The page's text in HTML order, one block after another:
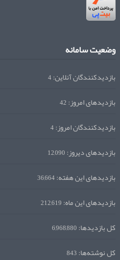
وضعیت سامانه
بازدیدکنندگان آنلاین:4
بازدیدهای امروز:42
بازدیدکنندگان امروز:4
بازدیدهای دیروز:12,090
بازدیدهای این هفته:36,664
بازدیدهای این ماه:212,619
کل بازدیدها:6,968,880
کل نوشته‌ها:843